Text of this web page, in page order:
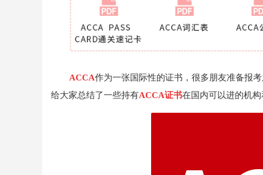
ACCA作为一张国际性的证书，很多朋友准备报
给大家总结了一些持有ACCA证书在国内可以进的机